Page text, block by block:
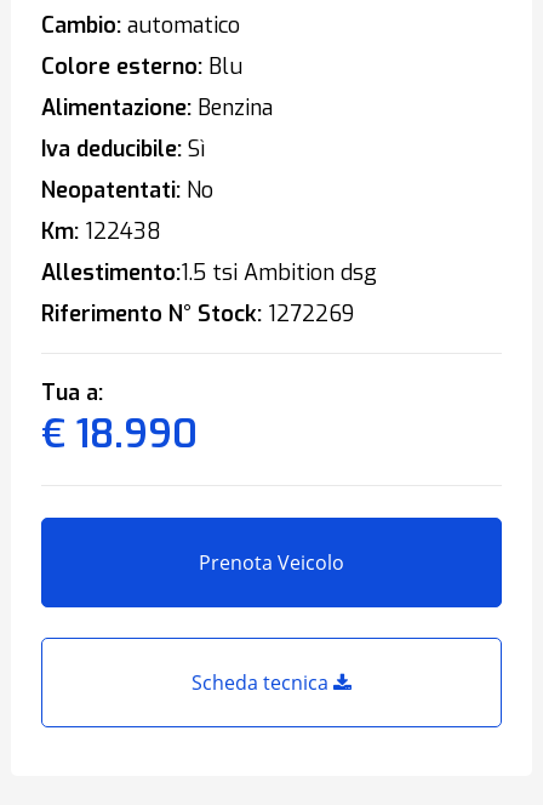
Cambio:automatico
Colore esterno:Blu
Alimentazione:Benzina
Iva deducibile:Sì
Neopatentati:No
Km:122438
Allestimento:1.5 tsi Ambition dsg
Riferimento N° Stock:1272269
Tua a:
€ 18.990
Prenota Veicolo
Scheda tecnica